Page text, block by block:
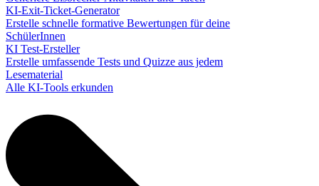
KI-Exit-Ticket-Generator
Erstelle schnelle formative Bewertungen für deine
SchülerInnen
KI Test-Ersteller
Erstelle umfassende Tests und Quizze aus jedem
Lesematerial
Alle KI-Tools erkunden